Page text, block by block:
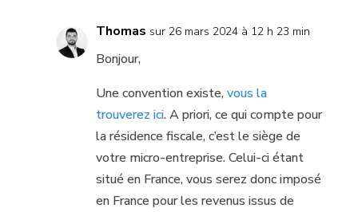
Thomas sur 26 mars 2024 à 12 h 23 min
Bonjour,
Une convention existe,vous la
trouverez ici. A priori, ce qui compte pour
la résidence fiscale, c’est le siège de
votre micro-entreprise. Celui-ci étant
situé en France, vous serez donc imposé
en France pour les revenus issus de